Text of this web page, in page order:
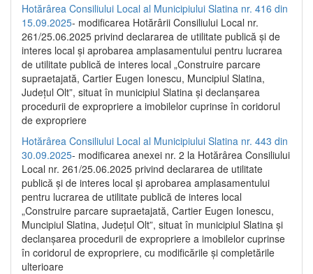
Hotărârea Consiliului Local al Municipiului Slatina nr. 416 din
15.09.2025- modificarea Hotărârii Consiliului Local nr.
261/25.06.2025 privind declararea de utilitate publică și de
interes local și aprobarea amplasamentului pentru lucrarea
de utilitate publică de interes local „Construire parcare
supraetajată, Cartier Eugen Ionescu, Muncipiul Slatina,
Județul Olt”, situat în municipiul Slatina și declanșarea
procedurii de expropriere a imobilelor cuprinse în coridorul
de expropriere
Hotărârea Consiliului Local al Municipiului Slatina nr. 443 din
30.09.2025- modificarea anexei nr. 2 la Hotărârea Consiliului
Local nr. 261/25.06.2025 privind declararea de utilitate
publică şi de interes local şi aprobarea amplasamentului
pentru lucrarea de utilitate publică de interes local
„Construire parcare supraetajată, Cartier Eugen Ionescu,
Muncipiul Slatina, Judeţul Olt”, situat în municipiul Slatina şi
declanşarea procedurii de expropriere a imobilelor cuprinse
în coridorul de expropriere, cu modificările şi completările
ulterioare